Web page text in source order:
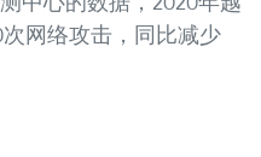
网络攻击，同比减少